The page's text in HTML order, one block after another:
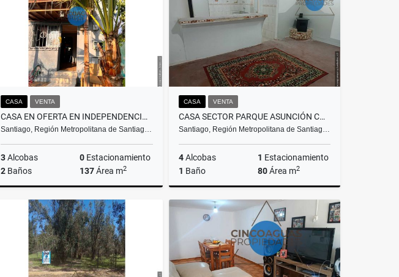
CASA VENTA
CASA EN OFERTA EN INDEPENDENCIA, SECTOR CARRIÓN
Santiago, Región Metropolitana de Santiag…
3Alcobas 0 Estacionamiento
2 Baños 137Área m2
$150.000.000
CASA VENTA
CASA SECTOR PARQUE ASUNCIÓN CONCHALÍ
Santiago, Región Metropolitana de Santiag…
4Alcobas 1 Estacionamiento
1 Baño 80Área m2
Venta
$140.000.000